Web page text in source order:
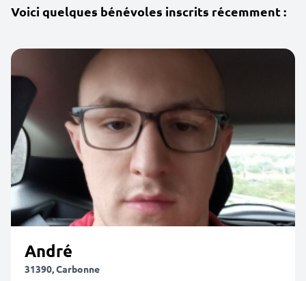
Voici quelques bénévoles inscrits récemment :
André
31390, Carbonne